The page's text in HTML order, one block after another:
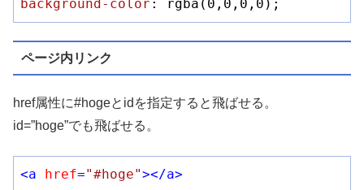
background-color : rgba( 0 , 0 , 0 , 0 );
ページ内リンク
href属性に#hogeとidを指定すると飛ばせる。
id=”hoge”でも飛ばせる。
<a href="#hoge"></a>